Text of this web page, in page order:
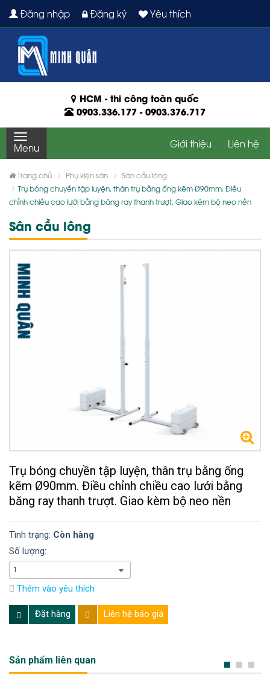
Đăng nhập Đăng ký Yêu thích
HCM - thi công toàn quốc
0903.336.177 -0903.376.717
Menu Giới thiệu Liên hệ
Trang chủ Phụ kiện sân
Sân cầu lông
Trụ bóng chuyền tập luyện, thân trụ bằng ống kẽm Ø90mm. Điều
chỉnh chiều cao lưới bằng băng ray thanh trượt. Giao kèm bộ neo nền
Sân cầu lông
Trụ bóng chuyền tập luyện, thân trụ bằng ống
kẽm Ø90mm. Điều chỉnh chiều cao lưới bằng
băng ray thanh trượt. Giao kèm bộ neo nền
Tình trạng: Còn hàng
Số lượng:
Thêm vào yêu thích
Đặt hàng Liên hệ báo giá
Sản phẩm liên quan